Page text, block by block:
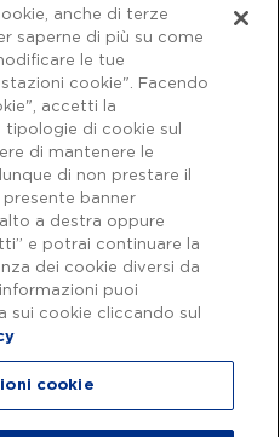
versato - Codice fiscale e
di Roma 07516911000 | C.C.I.A.A.
- Sede Legale: via A. Bergamini, 50
Tutti i diritti riservati
anche di terze
saperne di più su come
le tue
cookie". Facendo
accetti la
di cookie sul
di mantenere le
di non prestare il
banner
a destra oppure
e potrai continuare la
dei cookie diversi da
puoi
sui cookie cliccando sul
cookie